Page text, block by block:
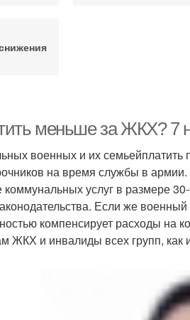
меньше за ЖКХ? 7
военных и их
на время службы в
коммунальных услуг в размере
Если же
компенсирует расходы
ЖКХ и инвалиды всех групп,